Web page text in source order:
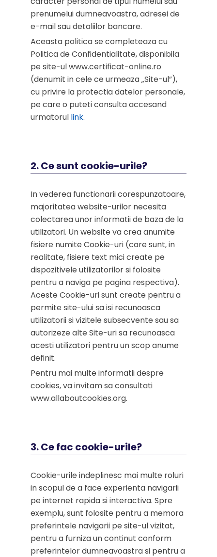
prenumelui dumneavoastra, adresei de
e-mail sau detaliilor bancare.
Aceasta politica se completeaza cu
Politica de Confidentialitate, disponibila
pe site-ul www.certificat-online.ro
(denumit in cele ce urmeaza „Site-ul”),
cu privire la protectia datelor personale,
pe care o puteti consulta accesand
urmatorul link.
2. Ce sunt cookie-urile?
In vederea functionarii corespunzatoare,
majoritatea website-urilor necesita
colectarea unor informatii de baza de la
utilizatori. Un website va crea anumite
fisiere numite Cookie-uri (care sunt, in
realitate, fisiere text mici create pe
dispozitivele utilizatorilor si folosite
pentru a naviga pe pagina respectiva).
Aceste Cookie-uri sunt create pentru a
permite site-ului sa isi recunoasca
utilizatorii si vizitele subsecvente sau sa
autorizeze alte Site-uri sa recunoasca
acesti utilizatori pentru un scop anume
definit.
Pentru mai multe informatii despre
cookies, va invitam sa consultati
www.allaboutcookies.org.
3. Ce fac cookie-urile?
Cookie-urile indeplinesc mai multe roluri
in scopul de a face experienta navigarii
pe internet rapida si interactiva. Spre
exemplu, sunt folosite pentru a memora
preferintele navigarii pe site-ul vizitat,
pentru a furniza un continut conform
preferintelor dumneavoastra si pentru a